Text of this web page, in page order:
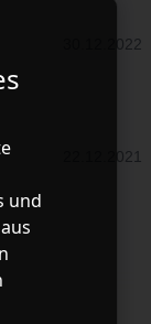
30.12.2022
22.12.2021
und